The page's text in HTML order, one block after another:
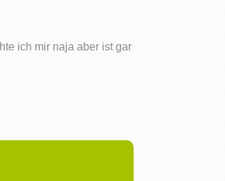
ich mir naja aber ist gar